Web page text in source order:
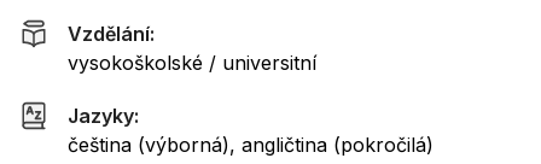
Vzdělání:
vysokoškolské / universitní
Jazyky:
čeština (výborná), angličtina (pokročilá)